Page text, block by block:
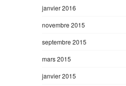
janvier 2016
novembre 2015
septembre 2015
mars 2015
janvier 2015